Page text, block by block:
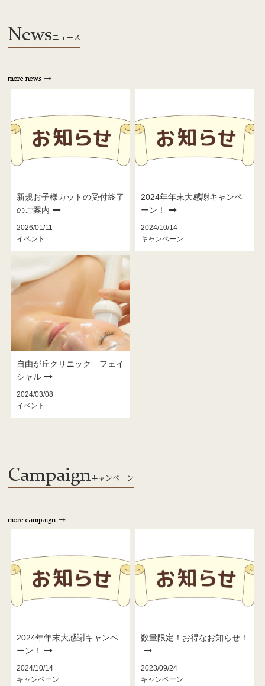
Newsニュース
more news
新規お子様カットの受付終了
のご案内
2026/01/11
イベント
2024年年末大感謝キャンペ
ーン！
2024/10/14
キャンペーン
自由が丘クリニック フェイ
シャル
2024/03/08
イベント
Campaignキャンペーン
more campaign
2024年年末大感謝キャンペ
ーン！
2024/10/14
キャンペーン
数量限定！お得なお知らせ！
2023/09/24
キャンペーン